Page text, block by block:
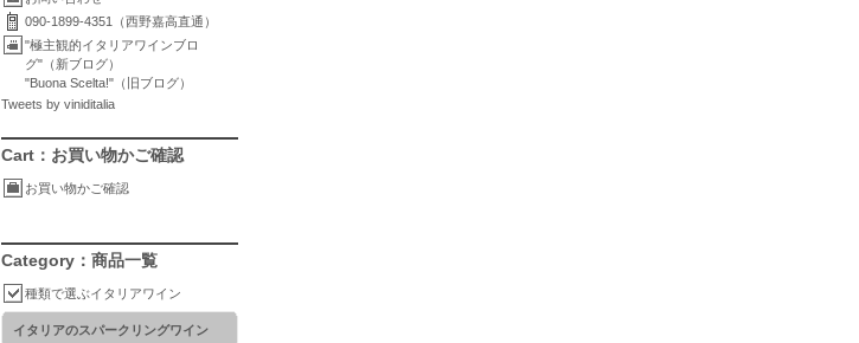
090-1899-4351（西野嘉高直通）
"極主観的イタリアワインブロ
グ"（新ブログ）
"Buona Scelta!"（旧ブログ）
Tweets by viniditalia
Cart：お買い物かご確認
お買い物かご確認
Category：商品一覧
種類で選ぶイタリアワイン
イタリアのスパークリングワイン